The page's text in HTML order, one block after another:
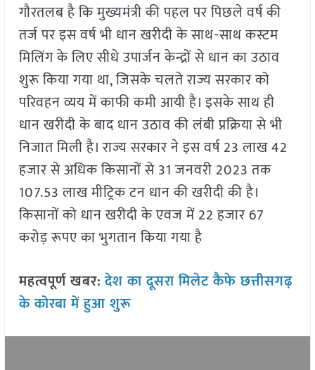
गौरतलब है कि मुख्यमंत्री की पहल पर पिछले वर्ष की
तर्ज पर इस वर्ष भी धान खरीदी के साथ-साथ कस्टम
मिलिंग के लिए सीधे उपार्जन केन्द्रों से धान का उठाव
शुरू किया गया था, जिसके चलते राज्य सरकार को
परिवहन व्यय में काफी कमी आयी है। इसके साथ ही
धान खरीदी के बाद धान उठाव की लंबी प्रक्रिया से भी
निजात मिली है। राज्य सरकार ने इस वर्ष 23 लाख 42
हजार से अधिक किसानों से 31 जनवरी 2023 तक
107.53 लाख मीट्रिक टन धान की खरीदी की है।
किसानों को धान खरीदी के एवज में 22 हजार 67
करोड़ रूपए का भुगतान किया गया है
महत्वपूर्ण खबर:देश का दूसरा मिलेट कैफे छत्तीसगढ़
के कोरबा में हुआ शुरू